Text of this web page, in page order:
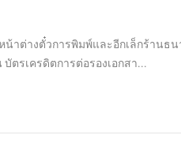
น้าต่างตั๋วการพิมพ์และอีกเล็กร้าน
ตรเครดิตการต่อรองเอกสา...